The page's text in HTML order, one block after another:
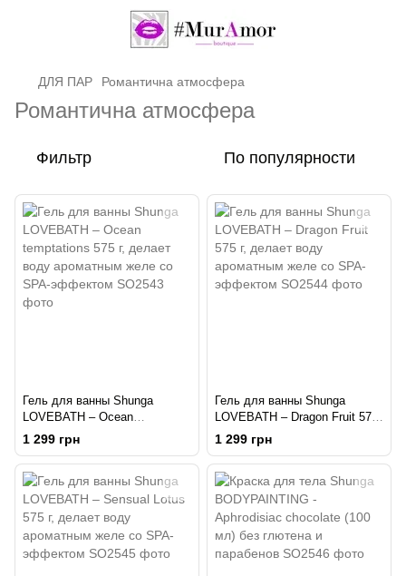
ДЛЯ ПАР Романтична атмосфера
Романтична атмосфера
Фильтр По популярности
Гель для ванны Shunga
LOVEBATH – Ocean
temptations 575 г, делает воду
ароматным желе со SPA-
эффектом
1 299 грн
Гель для ванны Shunga
LOVEBATH – Dragon Fruit 575
г, делает воду ароматным
желе со SPA-эффектом
1 299 грн